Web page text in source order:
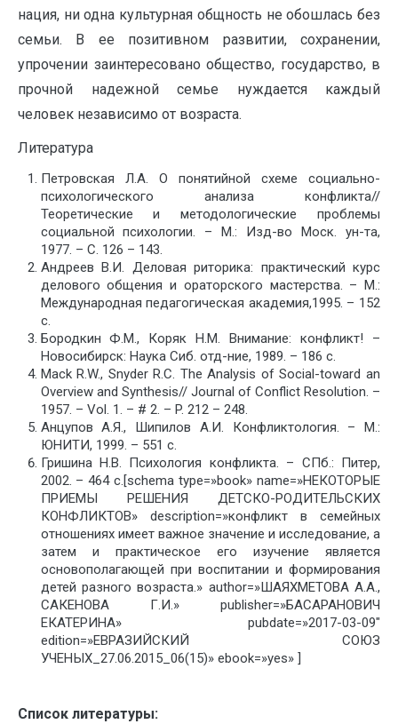
нация, ни одна культурная общность не обошлась без
семьи. В ее позитивном развитии, сохранении,
упрочении заинтересовано общество, государство, в
прочной надежной семье нуждается каждый
человек независимо от возраста.
Литература
Петровская Л.А. О понятийной схеме социально-
психологического анализа конфликта//
Теоретические и методологические проблемы
социальной психологии. – М.: Изд-во Моск. ун-та,
1977. – С. 126 – 143.
Андреев В.И. Деловая риторика: практический курс
делового общения и ораторского мастерства. – М.:
Международная педагогическая академия,1995. – 152
с.
Бородкин Ф.М., Коряк Н.М. Внимание: конфликт! –
Новосибирск: Наука Сиб. отд-ние, 1989. – 186 с.
Mack R.W., Snyder R.C. The Analysis of Social-toward an
Overview and Synthesis// Journal of Conflict Resolution. –
1957. – Vol. 1. – # 2. – P. 212 – 248.
Анцупов А.Я., Шипилов А.И. Конфликтология. – М.:
ЮНИТИ, 1999. – 551 с.
Гришина Н.В. Психология конфликта. – СПб.: Питер,
2002. – 464 с.[schema type=»book» name=»НЕКОТОРЫЕ
ПРИЕМЫ РЕШЕНИЯ ДЕТСКО-РОДИТЕЛЬСКИХ
КОНФЛИКТОВ» description=»конфликт в семейных
отношениях имеет важное значение и исследование, а
затем и практическое его изучение является
основополагающей при воспитании и формирования
детей разного возраста.» author=»ШАЯХМЕТОВА А.А.,
САКЕНОВА Г.И.» publisher=»БАСАРАНОВИЧ
ЕКАТЕРИНА» pubdate=»2017-03-09″
edition=»ЕВРАЗИЙСКИЙ СОЮЗ
УЧЕНЫХ_27.06.2015_06(15)» ebook=»yes» ]
Список литературы: